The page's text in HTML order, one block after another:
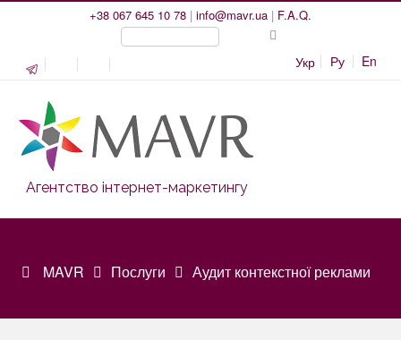
+38 067 645 10 78 | info@mavr.ua | F.A.Q.
Укр Ру En
Агентство інтернет-маркетингу
MAVR Послуги Аудит контекстної реклами